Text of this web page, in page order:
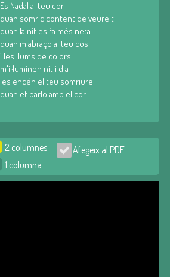
És Nadal al teu cor
quan somric content de veure't
quan la nit es fa més neta
quan m'abraço al teu cos
i les llums de colors
m'il·luminen nit i dia
les encén el teu somriure
quan et parlo amb el cor
2 columnes
1 columna
Afegeix al PDF